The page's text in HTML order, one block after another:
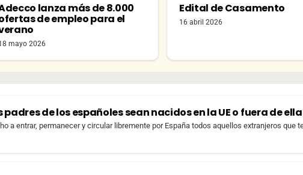
lanza más de 8.000
de empleo para el
mayo 2026
Edital de Casamento
16 abril 2026
de los españoles sean nacidos en la UE o fuera de ella
a entrar, permanecer y circular libremente por España todos aquellos extranjeros que